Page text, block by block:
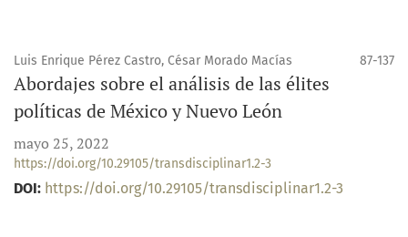
Luis Enrique Pérez Castro, César Morado Macías 87-137
Abordajes sobre el análisis de las élites
políticas de México y Nuevo León
mayo 25, 2022
https://doi.org/10.29105/transdisciplinar1.2-3
DOI: https://doi.org/10.29105/transdisciplinar1.2-3